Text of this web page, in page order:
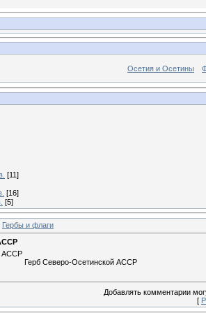
Осетия и Осетины
[11]
[16]
[5]
Гербы и флаги
Герб Северо-Осетинской АССР
Добавлять комментарии
[